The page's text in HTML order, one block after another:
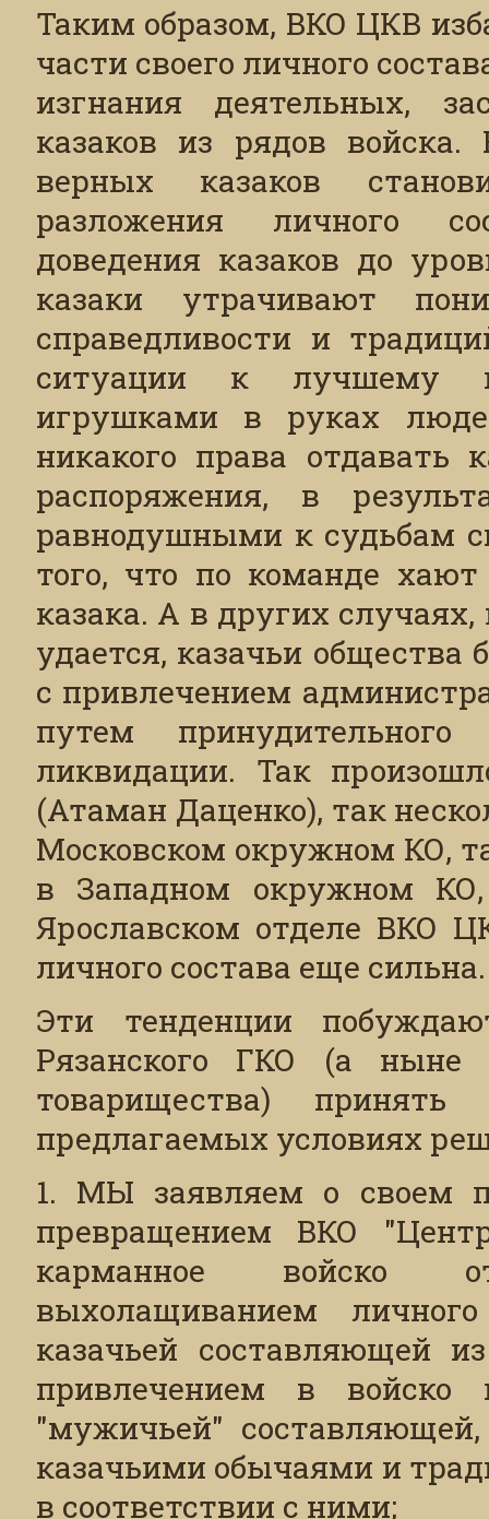
Таким образом, ВКО ЦКВ
части своего личного
изгнания деятельных,
казаков из рядов
верных казаков
разложения личного
доведения казаков до
казаки утрачивают
справедливости и
ситуации к лучшему
игрушками в руках
никакого права
распоряжения, в
равнодушными к судьбам
того, что по команде
казака. А в других
удается, казачьи
с привлечением
путем
ликвидации. Так
(Атаман Даценко), так
Московском окружном КО,
в Западном окружном
Ярославском отделе ВКО
личного состава еще сильна.
Эти тенденции
Рязанского ГКО (а ныне
товарищества)
предлагаемых условиях
1. МЫ заявляем о своем
превращением ВКО
карманное войско
выхолащиванием
казачьей составляющей
привлечением в войско
"мужичьей"
казачьими обычаями и
в соответствии с ними;